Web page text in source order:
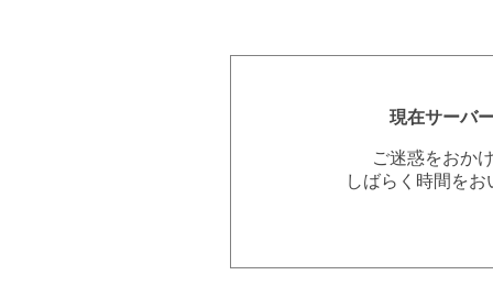
現在サーバ
ご迷惑をおか
しばらく時間を